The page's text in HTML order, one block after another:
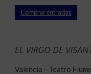
EL VIRGO DE
Valencia – Teatro
Comprar entradas